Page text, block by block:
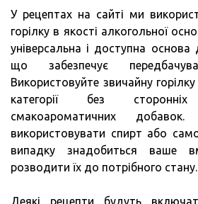
У рецептах на сайті ми
горілку в якості алкогольної
універсальна і доступна
що забезпечує
Використовуйте звичайну горілку
категорії без
смакоароматичних
використовувати спирт або
випадку знадобиться ваше
розводити їх до потрібного стану.
Деякі рецепти будуть